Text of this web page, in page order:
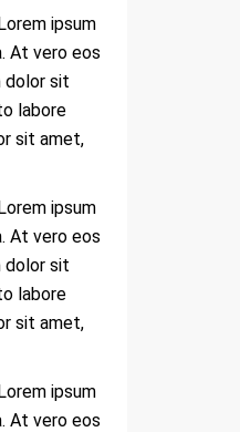
ipsum
At vero eos
dolor sit
labore
sit amet,
ipsum
At vero eos
dolor sit
labore
sit amet,
ipsum
At vero eos